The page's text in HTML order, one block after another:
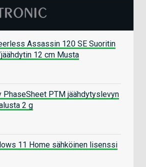
Assassin 120 SE Suoritin
12 cm Musta
PhaseSheet PTM jäähdytyslevyn
2 g
11 Home sähköinen lisenssi